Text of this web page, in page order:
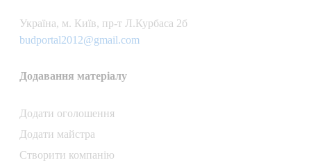
Українa, м. Київ, пр-т Л.Курбаса 2б
budportal2012@gmail.com
Додавання матеріалу
Додати oголошення
Додати майстра
Створити компанiю